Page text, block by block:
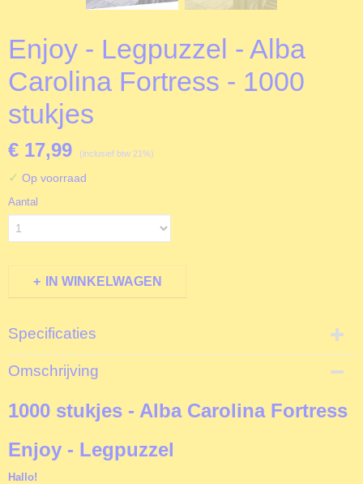
Enjoy - Legpuzzel - Alba
Carolina Fortress - 1000
stukjes
€ 17,99 (inclusief btw 21%)
✓ Op voorraad
Aantal
IN WINKELWAGEN
Specificaties
Productcode
EJ1035
5949194010356
Enjoy
Formaat gelegde puzzel
Omschrijving
1000 stukjes - Alba Carolina Fortress
Enjoy - Legpuzzel
Hallo!